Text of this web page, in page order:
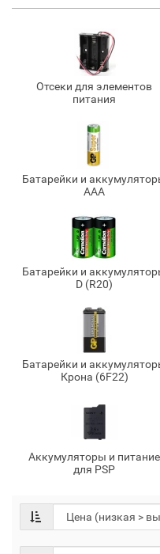
Отсеки для элементов
питания
Батарейки и
AAA
Батарейки и
D (R20)
Батарейки и
Крона (6F22)
Аккумуляторы и питание
для PSP